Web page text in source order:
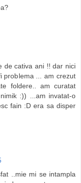
de cativa ani !! dar nici
problema ... am crezut
foldere.. am curatat
:)) ...am invatat-o
fain :D era sa disper
..mie mi se intampla